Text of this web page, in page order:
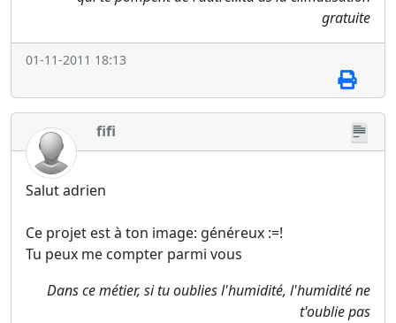
gratuite
01-11-2011 18:13
fifi
Salut adrien
Ce projet est à ton image: généreux :=!
Tu peux me compter parmi vous
Dans ce métier, si tu oublies l'humidité, l'humidité ne
t'oublie pas